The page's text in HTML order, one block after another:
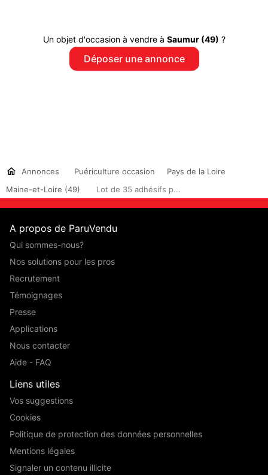
Un objet d'occasion à vendre à Saumur (49) ?
Déposer une annonce
Annonces Puériculture occasion
Pays de la Loire
Maine-et-Loire (49)
Lot de 35 adhésifs p...
A propos de ParuVendu
Qui sommes-nous?
Nos solutions pour les pros
Recrutement
Témoignages
Presse
Applications
Nous contacter
Aide - FAQ
Liens utiles
Vos suggestions
Cookies
Politique de protection des données personnelles
Mentions légales
Signaler un contenu illicite